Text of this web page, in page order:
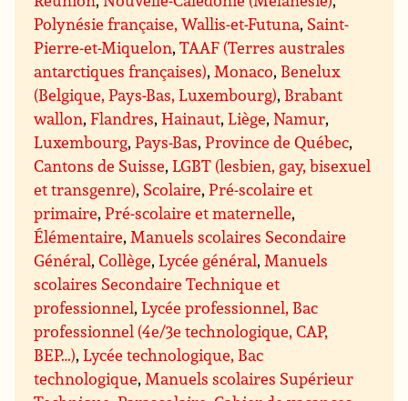
Polynésie française, Wallis-et-Futuna, Saint-
Pierre-et-Miquelon,TAAF (Terres australes
antarctiques françaises), Monaco, Benelux
(Belgique, Pays-Bas, Luxembourg), Brabant
wallon,Flandres,Hainaut,Liège,Namur,
Luxembourg,Pays-Bas,Province de Québec,
Cantons de Suisse,LGBT (lesbien, gay, bisexuel
et transgenre), Scolaire,Pré-scolaire et
primaire,Pré-scolaire et maternelle,
Élémentaire, Manuels scolaires Secondaire
Général,Collège,Lycée général, Manuels
scolaires Secondaire Technique et
professionnel,Lycée professionnel, Bac
professionnel (4e/3e technologique, CAP,
BEP…),Lycée technologique, Bac
technologique, Manuels scolaires Supérieur